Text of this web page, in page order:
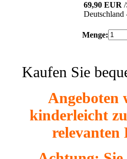
69,90 EUR
Deutschland
Menge:
Kaufen Sie
Angeboten
kinderleicht
relevanten